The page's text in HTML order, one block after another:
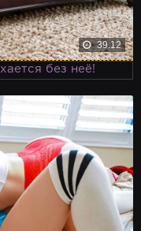
39:12
без неё!